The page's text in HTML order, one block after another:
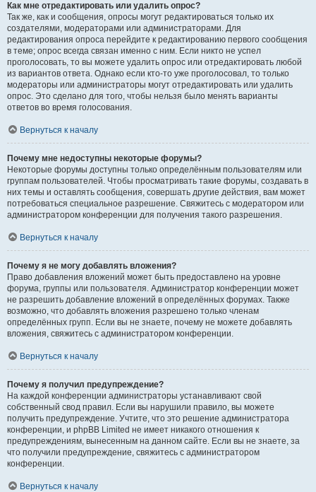
Как мне отредактировать или удалить опрос?
Так же, как и сообщения, опросы могут редактироваться только их
создателями, модераторами или администраторами. Для
редактирования опроса перейдите к редактированию первого сообщения
в теме; опрос всегда связан именно с ним. Если никто не успел
проголосовать, то вы можете удалить опрос или отредактировать любой
из вариантов ответа. Однако если кто-то уже проголосовал, то только
модераторы или администраторы могут отредактировать или удалить
опрос. Это сделано для того, чтобы нельзя было менять варианты
ответов во время голосования.
Вернуться к началу
Почему мне недоступны некоторые форумы?
Некоторые форумы доступны только определённым пользователям или
группам пользователей. Чтобы просматривать такие форумы, создавать в
них темы и оставлять сообщения, совершать другие действия, вам может
потребоваться специальное разрешение. Свяжитесь с модератором или
администратором конференции для получения такого разрешения.
Вернуться к началу
Почему я не могу добавлять вложения?
Право добавления вложений может быть предоставлено на уровне
форума, группы или пользователя. Администратор конференции может
не разрешить добавление вложений в определённых форумах. Также
возможно, что добавлять вложения разрешено только членам
определённых групп. Если вы не знаете, почему не можете добавлять
вложения, свяжитесь с администратором конференции.
Вернуться к началу
Почему я получил предупреждение?
На каждой конференции администраторы устанавливают свой
собственный свод правил. Если вы нарушили правило, вы можете
получить предупреждение. Учтите, что это решение администратора
конференции, и phpBB Limited не имеет никакого отношения к
предупреждениям, вынесенным на данном сайте. Если вы не знаете, за
что получили предупреждение, свяжитесь с администратором
конференции.
Вернуться к началу